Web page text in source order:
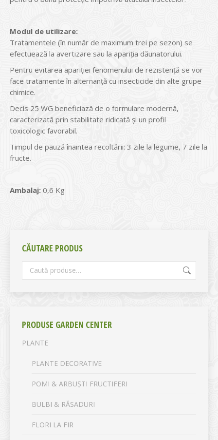
Modul de utilizare:
Tratamentele (în număr de maximum trei pe sezon) se
efectuează la avertizare sau la apariţia dăunatorului.
Pentru evitarea apariţiei fenomenului de rezistenţă se vor
face tratamente în alternanţă cu insecticide din alte grupe
chimice.
Decis 25 WG beneficiază de o formulare modernă,
caracterizată prin stabilitate ridicată şi un profil
toxicologic favorabil.
Timpul de pauză înaintea recoltării: 3 zile la legume, 7 zile la
fructe.
Ambalaj: 0,6 Kg
CĂUTARE PRODUS
PRODUSE GARDEN CENTER
PLANTE
PLANTE DECORATIVE
POMI & ARBUȘTI FRUCTIFERI
BULBI & RĂSADURI
FLORI LA FIR